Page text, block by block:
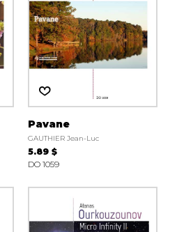
Pavane
GAUTHIER Jean-Luc
5.89 $
DO 1059